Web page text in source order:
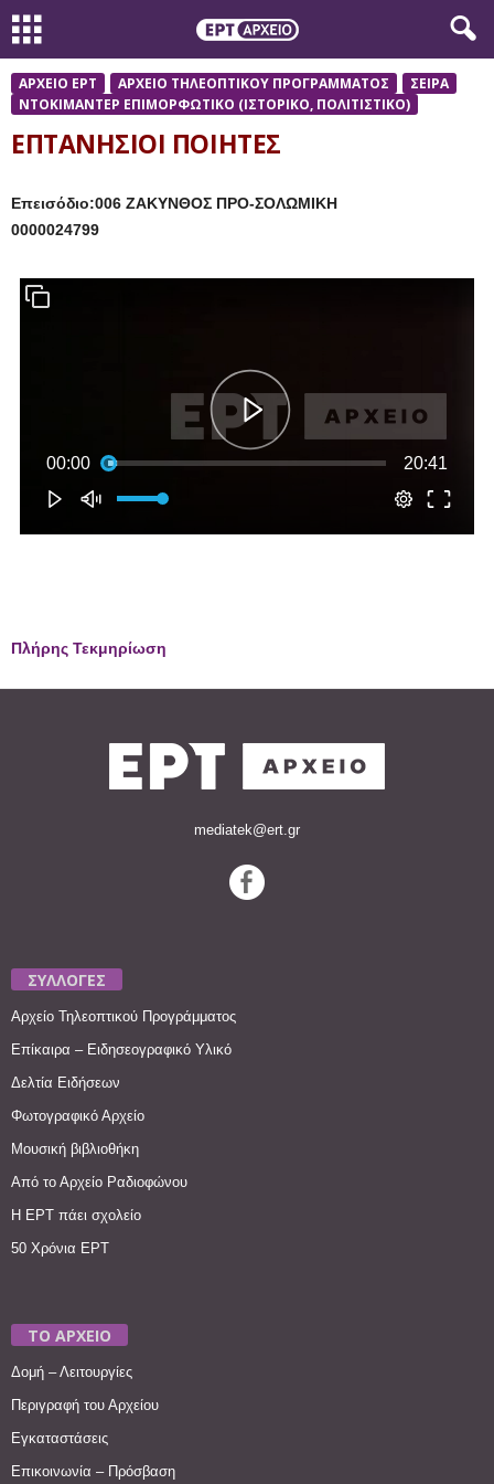
ΑΡΧΕΙΟ ΕΡΤ ΑΡΧΕΙΟ ΤΗΛΕΟΠΤΙΚΟΥ ΠΡΟΓΡΑΜΜΑΤΟΣ
ΣΕΙΡΑ
ΝΤΟΚΙΜΑΝΤΕΡ ΕΠΙΜΟΡΦΩΤΙΚΟ (ΙΣΤΟΡΙΚΟ, ΠΟΛΙΤΙΣΤΙΚΟ)
ΕΠΤΑΝΗΣΙΟΙ ΠΟΙΗΤΕΣ
Επεισόδιο:006 ΖΑΚΥΝΘΟΣ ΠΡΟ-ΣΟΛΩΜΙΚΗ
0000024799
Πλήρης Τεκμηρίωση
mediatek@ert.gr
ΣΥΛΛΟΓΕΣ
Αρχείο Τηλεοπτικού Προγράμματος
Επίκαιρα – Ειδησεογραφικό Υλικό
Δελτία Ειδήσεων
Φωτογραφικό Αρχείο
Μουσική βιβλιοθήκη
Από το Αρχείο Ραδιοφώνου
Η ΕΡΤ πάει σχολείο
50 Χρόνια ΕΡΤ
ΤΟ ΑΡΧΕΙΟ
Δομή – Λειτουργίες
Περιγραφή του Αρχείου
Εγκαταστάσεις
Επικοινωνία – Πρόσβαση